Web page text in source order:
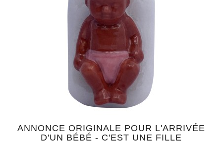
ANNONCE ORIGINALE POUR L'ARRIVÉE
D'UN BÉBÉ - C'EST UNE FILLE